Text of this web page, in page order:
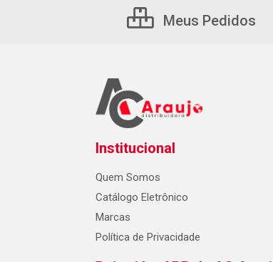
Meus Pedidos
Institucional
Quem Somos
Catálogo Eletrônico
Marcas
Política de Privacidade